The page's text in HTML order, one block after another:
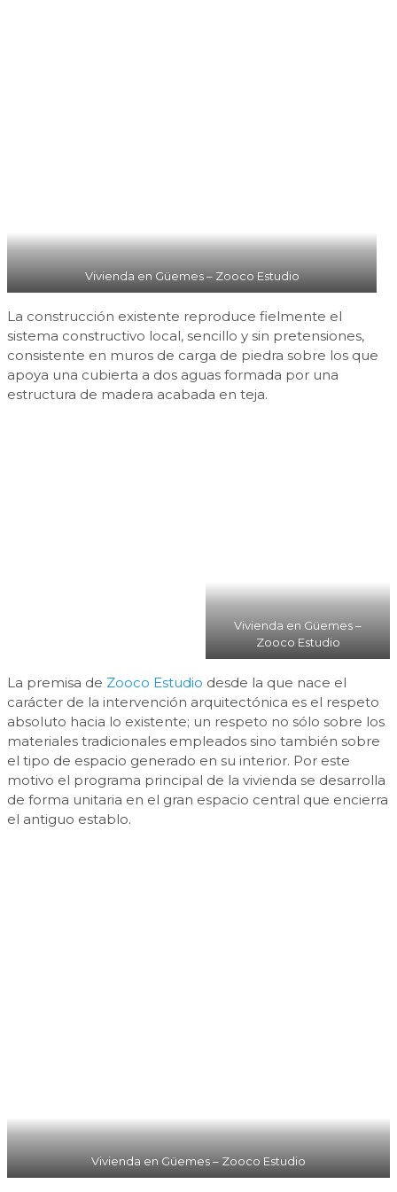
Vivienda en Güemes – Zooco Estudio
La construcción existente reproduce fielmente el
sistema constructivo local, sencillo y sin pretensiones,
consistente en muros de carga de piedra sobre los que
apoya una cubierta a dos aguas formada por una
estructura de madera acabada en teja.
Vivienda en Güemes –
Zooco Estudio
La premisa de Zooco Estudio desde la que nace el
carácter de la intervención arquitectónica es el respeto
absoluto hacia lo existente; un respeto no sólo sobre los
materiales tradicionales empleados sino también sobre
el tipo de espacio generado en su interior. Por este
motivo el programa principal de la vivienda se desarrolla
de forma unitaria en el gran espacio central que encierra
el antiguo establo.
Vivienda en Güemes – Zooco Estudio